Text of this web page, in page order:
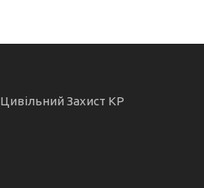
Цивільний Захист КР